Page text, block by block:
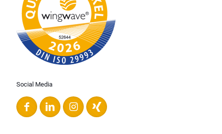
Social Media